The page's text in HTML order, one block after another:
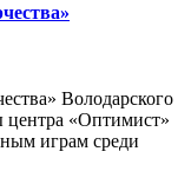
Володарского
центра «Оптимист»
играм среди